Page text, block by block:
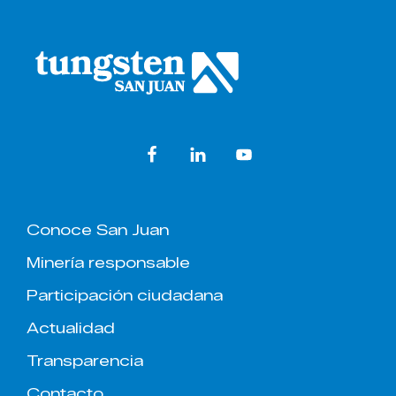
k p
Footer
Conoce San Juan
Minería responsable
Participación ciudadana
Actualidad
Transparencia